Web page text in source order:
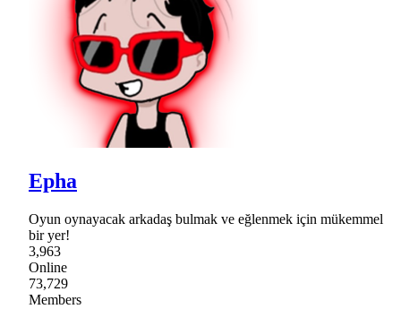
Epha
Oyun oynayacak arkadaş bulmak ve eğlenmek için mükemmel
bir yer!
3,963
Online
73,729
Members